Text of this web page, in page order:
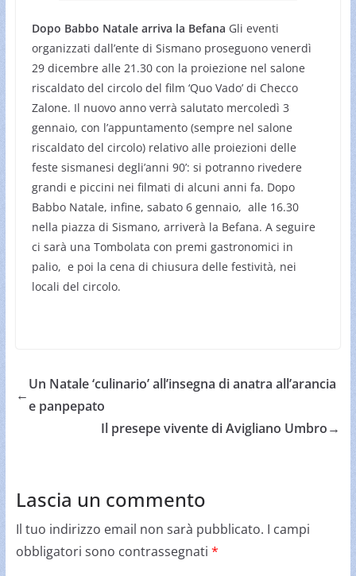
Dopo Babbo Natale arriva la Befana Gli eventi
organizzati dall’ente di Sismano proseguono venerdì
29 dicembre alle 21.30 con la proiezione nel salone
riscaldato del circolo del film ‘Quo Vado’ di Checco
Zalone. Il nuovo anno verrà salutato mercoledì 3
gennaio, con l’appuntamento (sempre nel salone
riscaldato del circolo) relativo alle proiezioni delle
feste sismanesi degli’anni 90’: si potranno rivedere
grandi e piccini nei filmati di alcuni anni fa. Dopo
Babbo Natale, infine, sabato 6 gennaio, alle 16.30
nella piazza di Sismano, arriverà la Befana. A seguire
ci sarà una Tombolata con premi gastronomici in
palio, e poi la cena di chiusura delle festività, nei
locali del circolo.
←
Un Natale ‘culinario’ all’insegna di anatra all’arancia
e panpepato
Il presepe vivente di Avigliano Umbro→
Lascia un commento
Il tuo indirizzo email non sarà pubblicato. I campi
obbligatori sono contrassegnati *